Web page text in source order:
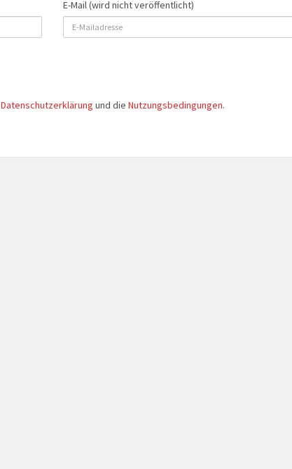
E-Mail (wird nicht veröffentlicht)
Datenschutzerklärung und die Nutzungsbedingungen.